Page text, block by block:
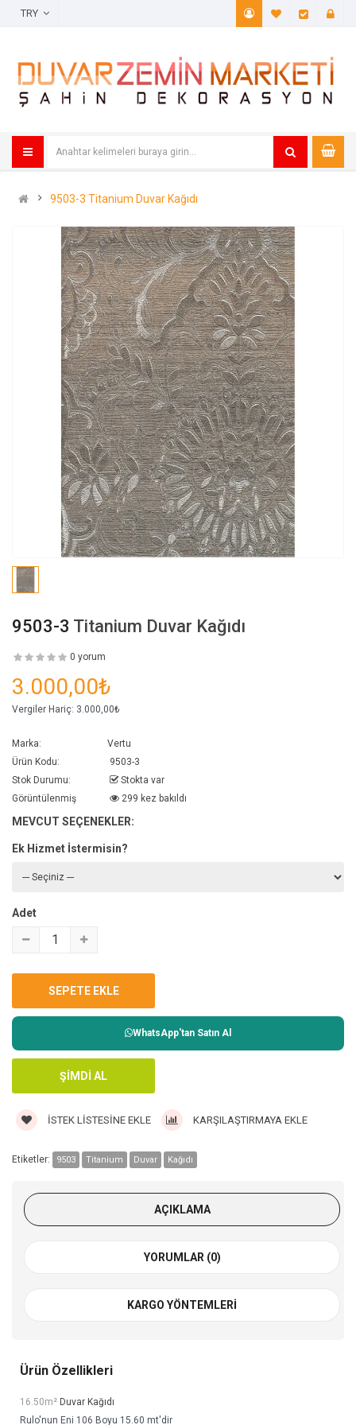
A. Listem
9503-3 Titanium Duvar Kağıdı
9503-3 Titanium Duvar Kağıdı
0 yorum
3.000,00₺
Vergiler Hariç: 3.000,00₺
Marka:
Vertu
Ürün Kodu:
9503-3
Stok Durumu:
Stokta var
Görüntülenmiş
299 kez bakıldı
MEVCUT SEÇENEKLER:
Ek Hizmet İstermisin?
Adet
WhatsApp'tan Satın Al
İSTEK LISTESINE EKLE KARŞILAŞTIRMAYA EKLE
Etiketler: 9503 Titanium Duvar Kağıdı
AÇIKLAMA
YORUMLAR (0)
KARGO YÖNTEMLERI
Ürün Özellikleri
16.50m² Duvar Kağıdı
Rulo'nun Eni 106 Boyu 15.60 mt'dir